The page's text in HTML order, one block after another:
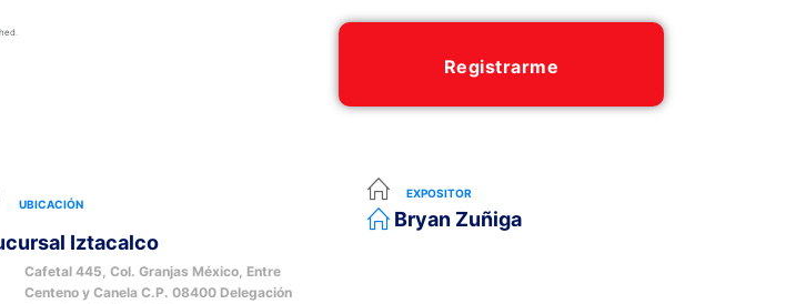
Registrarme
UBICACIÓN
Iztacalco
Cafetal 445, Col. Granjas México, Entre
Centeno y Canela C.P. 08400 Delegación
EXPOSITOR
Bryan Zuñiga